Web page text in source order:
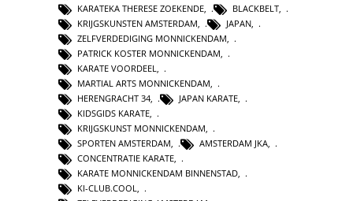
KARATEKA THERESE ZOEKENDE
BLACKBELT
KRIJGSKUNSTEN AMSTERDAM
JAPAN
ZELFVERDEDIGING MONNICKENDAM
PATRICK KOSTER MONNICKENDAM
KARATE VOORDEEL
MARTIAL ARTS MONNICKENDAM
HERENGRACHT 34
JAPAN KARATE
KIDSGIDS KARATE
KRIJGSKUNST MONNICKENDAM,
SPORTEN AMSTERDAM, AMSTERDAM JKA,
CONCENTRATIE KARATE,
KARATE MONNICKENDAM BINNENSTAD,
KI-CLUB.COOL,